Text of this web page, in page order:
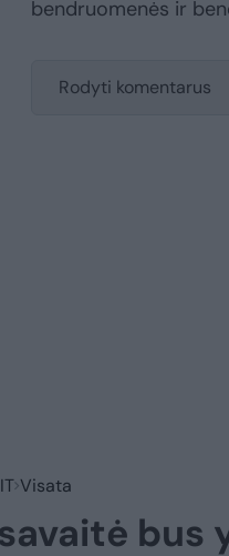
bendruomenės ir
Rodyti komentarus
Visata
bus